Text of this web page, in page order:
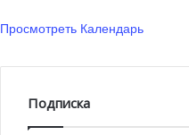
Просмотреть Календарь
Подписка